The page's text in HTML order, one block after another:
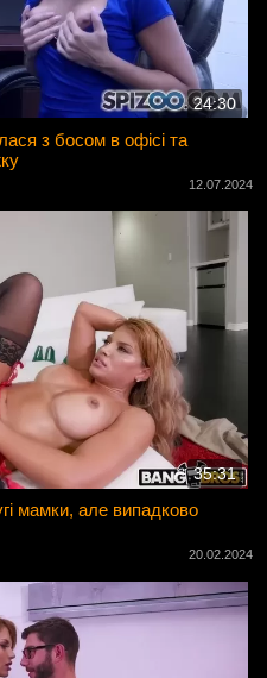
24:30
з босом в офісі та
12.07.2024
35:31
мамки, але випадково
20.02.2024